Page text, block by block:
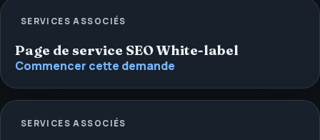
SERVICES ASSOCIÉS
Page de service SEO White-label
Commencer cette demande
SERVICES ASSOCIÉS